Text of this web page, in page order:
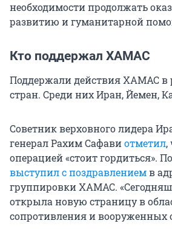
необходимости продолжать
развитию и гуманитарной
Кто поддержал ХАМАС
Поддержали действия ХАМАС в
стран. Среди них Иран, Йемен,
Советник верховного лидера
генерал Рахим Сафавиотметил,
операцией «стоит гордиться».
выступил с поздравлениемв
группировки ХАМАС.
открыла новую страницу в
сопротивления и вооруженных